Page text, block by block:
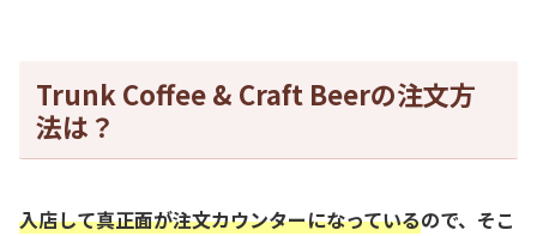
Trunk Coffee & Craft Beerの注文方
法は？
入店して真正面が注文カウンターになっているので、そこ